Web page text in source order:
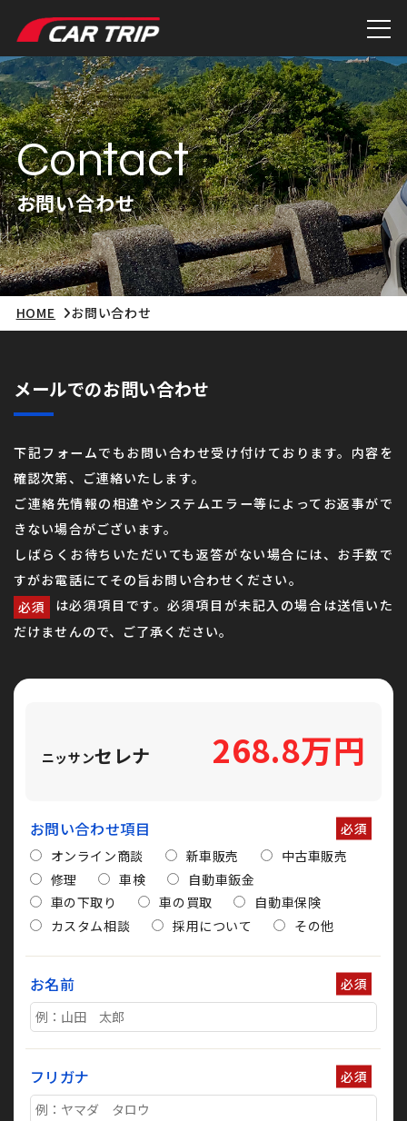
Contact
お問い合わせ
HOME お問い合わせ
メールでのお問い合わせ
下記フォームでもお問い合わせ受け付けております。 内容を
確認次第、ご連絡いたします。
ご連絡先情報の相違やシステムエラー等によって お返事がで
きない場合がございます。
しばらくお待ちいただいても返答がない場合には、 お手数で
すがお電話にてその旨お問い合わせください。
必須
は必須項目です。必須項目が未記入の場合は送信いた
だけませんので、ご了承ください。
ニッサンセレナ 268.8万円
お問い合わせ項目
必須
オンライン商談
新車販売
中古車販売
修理
車検
自動車鈑金
車の下取り
車の買取
自動車保険
カスタム相談
採用について その他
お名前 必須
フリガナ 必須